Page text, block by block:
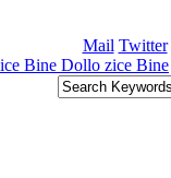
Mail Twitter
Dollo zice Bine